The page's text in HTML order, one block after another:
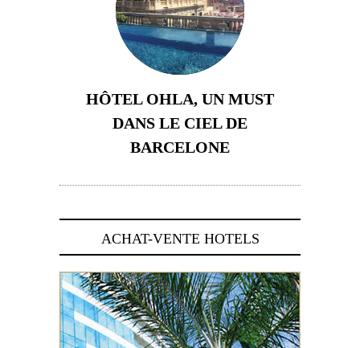
HÔTEL OHLA, UN MUST
DANS LE CIEL DE
BARCELONE
ACHAT-VENTE HOTELS